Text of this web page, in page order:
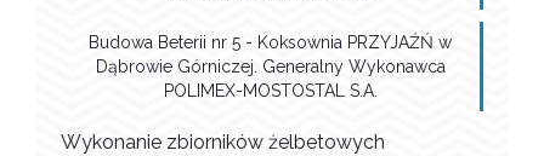
Budowa Beterii nr 5 - Koksownia PRZYJAŹŃ w
Dąbrowie Górniczej. Generalny Wykonawca
POLIMEX-MOSTOSTAL S.A.
Wykonanie zbiorników żelbetowych